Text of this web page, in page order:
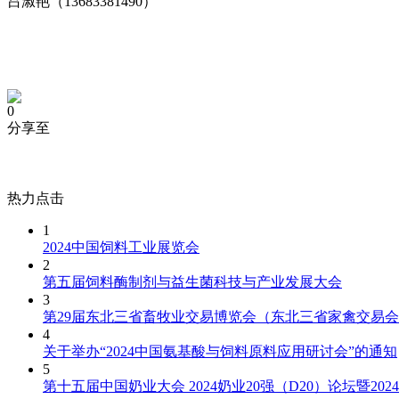
0
分享至
热力点击
1
2024中国饲料工业展览会
2
第五届饲料酶制剂与益生菌科技与产业发展大会
3
第29届东北三省畜牧业交易博览会（东北三省家禽交易会
4
关于举办“2024中国氨基酸与饲料原料应用研讨会”的通知
5
第十五届中国奶业大会 2024奶业20强（D20）论坛暨